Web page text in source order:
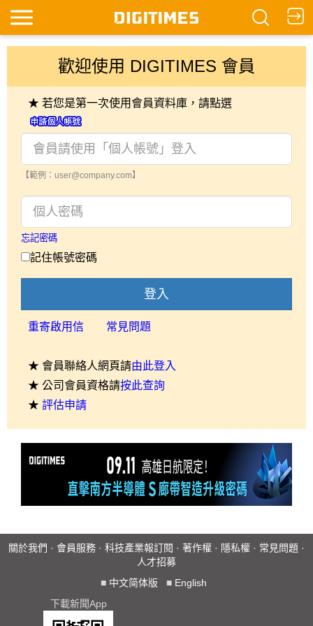
歡迎使用 DIGITIMES 會員
★ 若您是第一次使用會員資料庫，請點選
【範例：user@company.com】
忘記密碼
記住帳號密碼
登入
重寄啟用信 常見問題
★ 會員聯絡人網頁請由此登入
★ 公司會員資格請按此查詢
★ 評估申請
關於我們 · 會員服務 · 科技產業報訂閱 · 著作權 · 隱私權 · 常見問題 ·
人才招募
■ 中文简体版 ■ English
下載新聞App